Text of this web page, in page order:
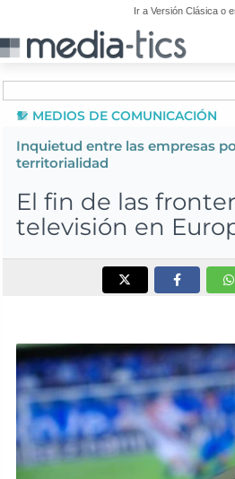
Ir a Versión Clásica o
MEDIOS DE COMUNICACIÓN
Inquietud entre las empresas
territorialidad
El fin de las
televisión en